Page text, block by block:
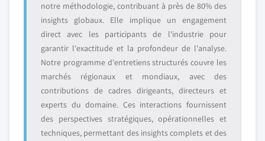
notre méthodologie, contribuant à près de 80% des
insights globaux. Elle implique un engagement
direct avec les participants de l'industrie pour
garantir l'exactitude et la profondeur de l'analyse.
Notre programme d'entretiens structurés couvre les
marchés régionaux et mondiaux, avec des
contributions de cadres dirigeants, directeurs et
experts du domaine. Ces interactions fournissent
des perspectives stratégiques, opérationnelles et
techniques, permettant des insights complets et des